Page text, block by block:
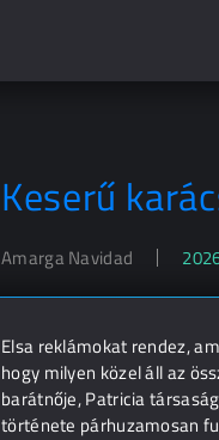
Keserű
Amarga Navidad
Elsa reklámokat rendez,
hogy milyen közel áll az
barátnője, Patricia
története párhuzamosan